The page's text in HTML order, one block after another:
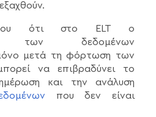
ότι στο ELT ο
των δεδομένων
μετά τη φόρτωση των
να επιβραδύνει το
και την ανάλυση
που δεν είναι